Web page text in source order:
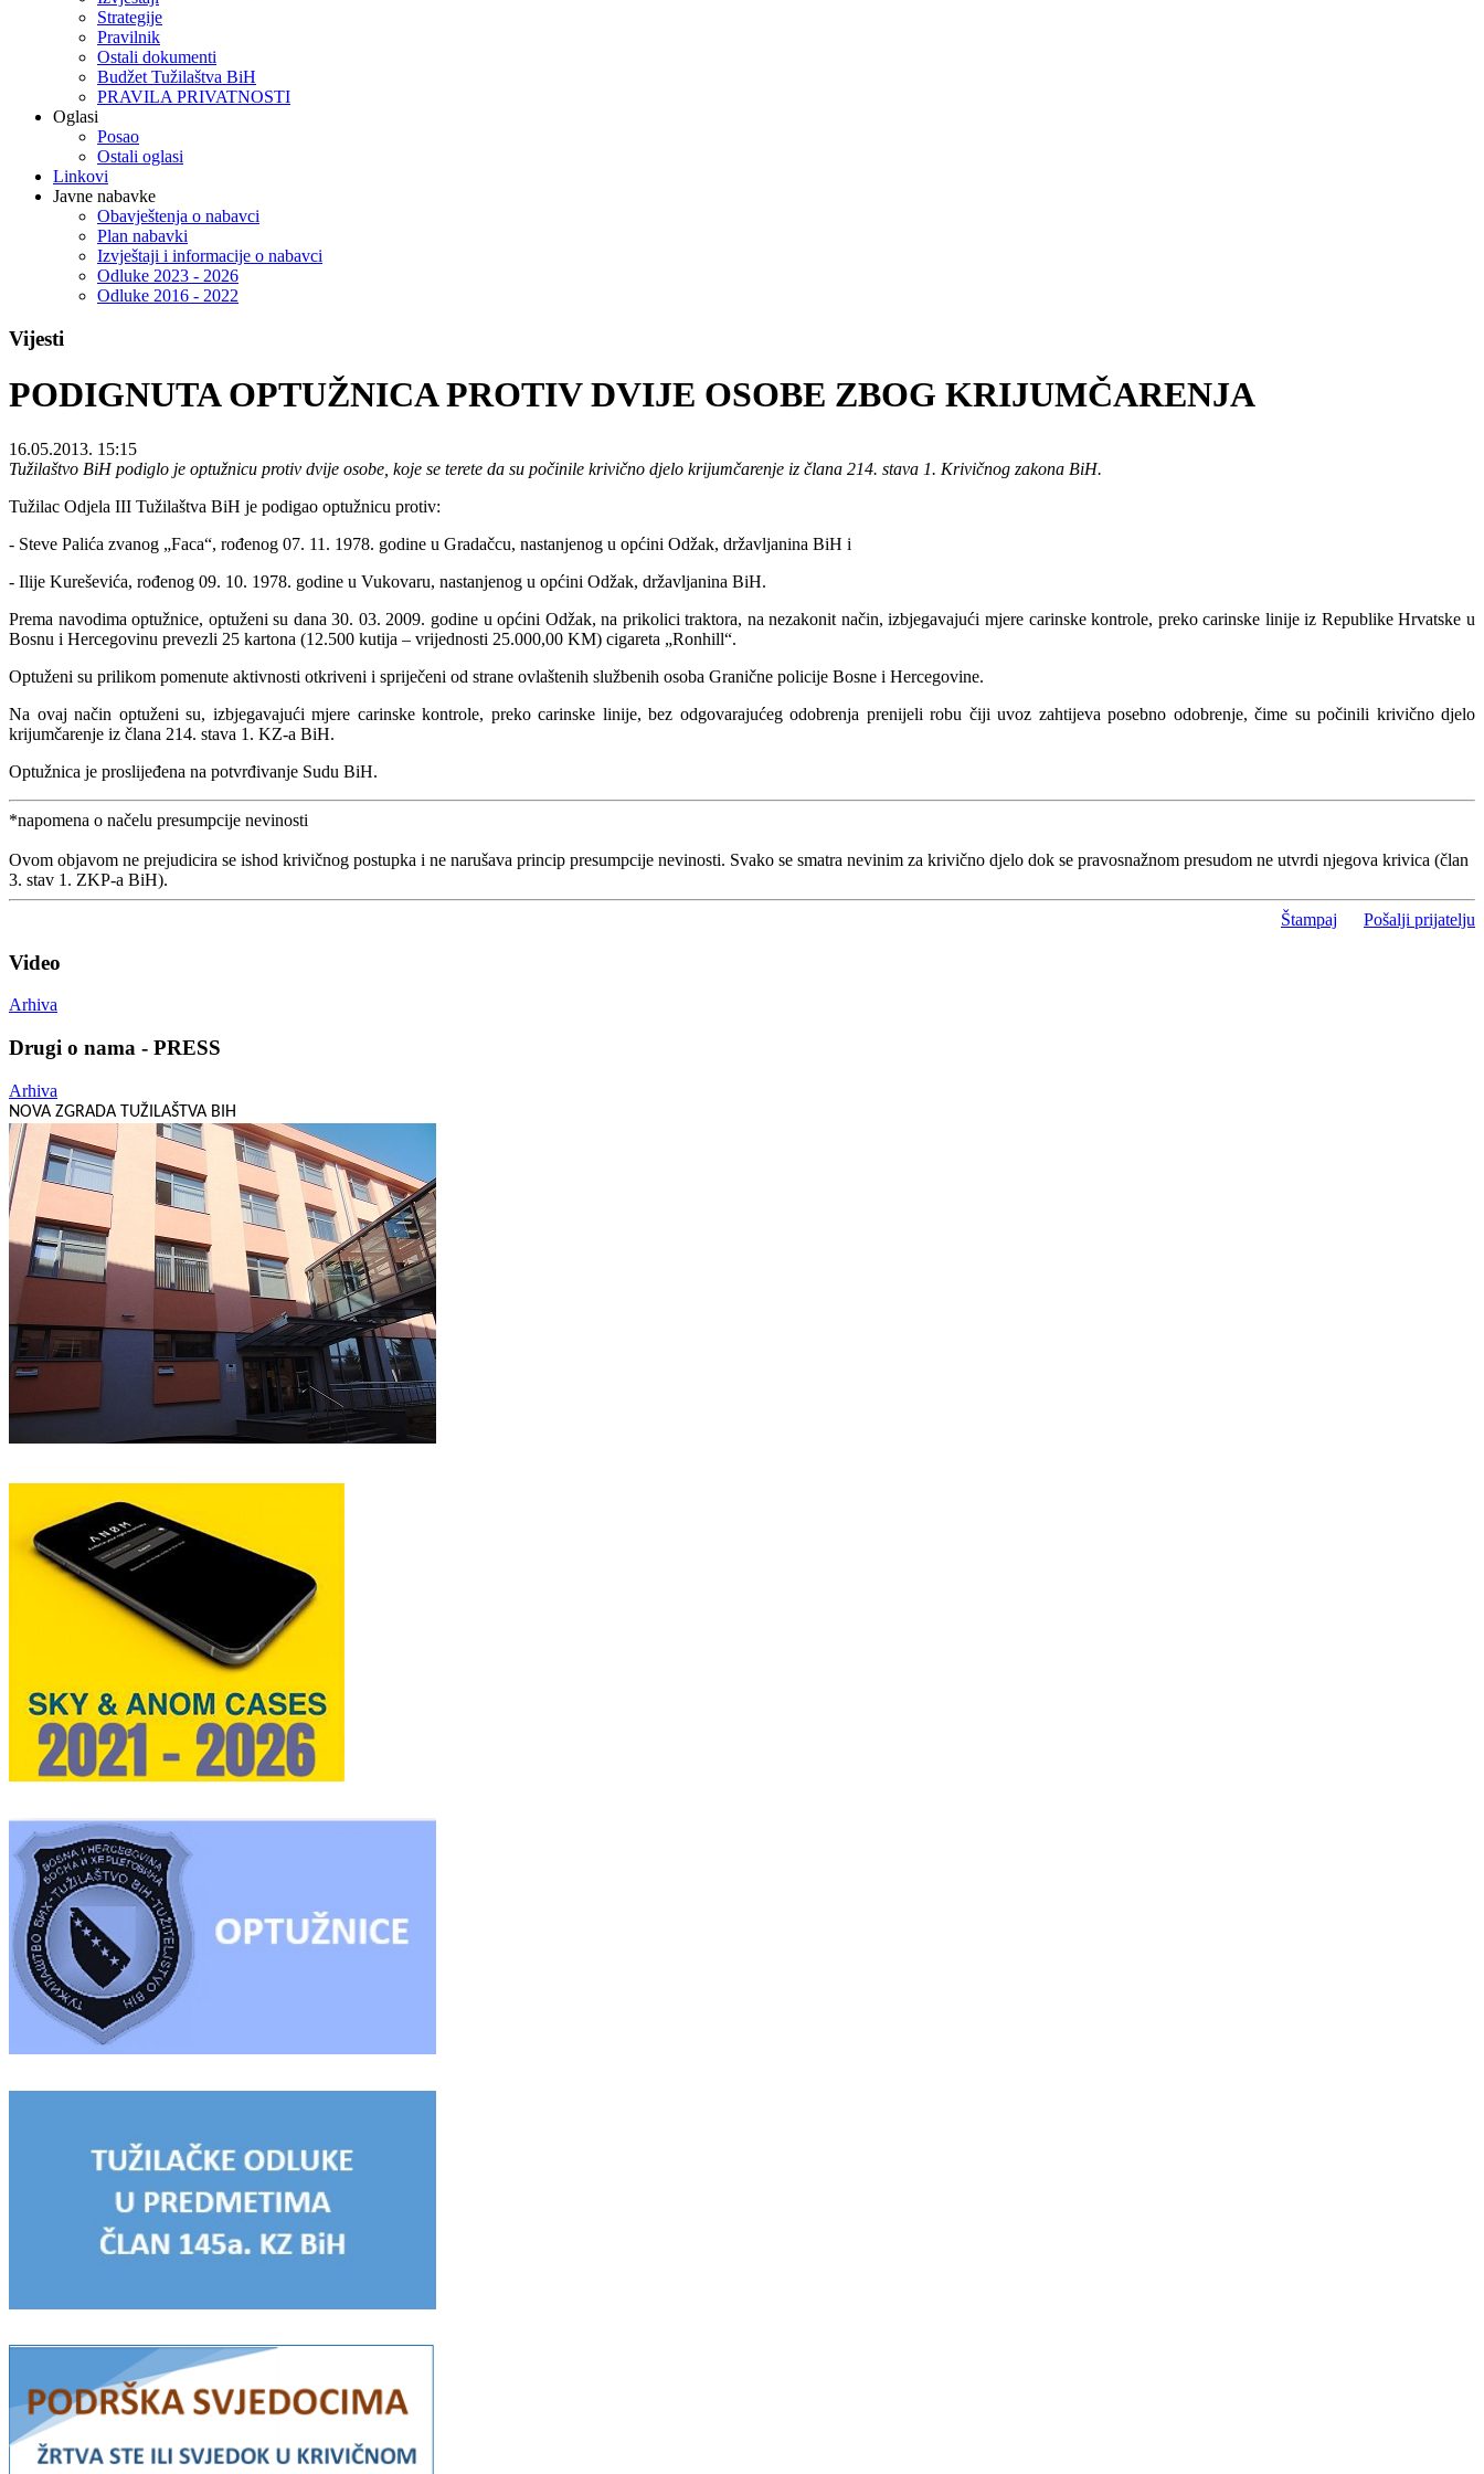
Strategije
Pravilnik
Ostali dokumenti
Budžet Tužilaštva BiH
PRAVILA PRIVATNOSTI
Oglasi
Posao
Ostali oglasi
Linkovi
Javne nabavke
Obavještenja o nabavci
Plan nabavki
Izvještaji i informacije o nabavci
Odluke 2023 - 2026
Odluke 2016 - 2022
Vijesti
PODIGNUTA OPTUŽNICA PROTIV DVIJE OSOBE ZBOG KRIJUMČARENJA
16.05.2013. 15:15
Tužilaštvo BiH podiglo je optužnicu protiv dvije osobe, koje se terete da su počinile krivično djelo krijumčarenje iz člana 214. stava 1. Krivičnog zakona BiH.
Tužilac Odjela III Tužilaštva BiH je podigao optužnicu protiv:
- Steve Palića zvanog „Faca“, rođenog 07. 11. 1978. godine u Gradačcu, nastanjenog u općini Odžak, državljanina BiH i
- Ilije Kureševića, rođenog 09. 10. 1978. godine u Vukovaru, nastanjenog u općini Odžak, državljanina BiH.
Prema navodima optužnice, optuženi su dana 30. 03. 2009. godine u općini Odžak, na prikolici traktora, na nezakonit način, izbjegavajući mjere carinske kontrole, preko carinske linije iz Republike Hrvatske u
Bosnu i Hercegovinu prevezli 25 kartona (12.500 kutija – vrijednosti 25.000,00 KM) cigareta „Ronhill“.
Optuženi su prilikom pomenute aktivnosti otkriveni i spriječeni od strane ovlaštenih službenih osoba Granične policije Bosne i Hercegovine.
Na ovaj način optuženi su, izbjegavajući mjere carinske kontrole, preko carinske linije, bez odgovarajućeg odobrenja prenijeli robu čiji uvoz zahtijeva posebno odobrenje, čime su počinili krivično djelo
krijumčarenje iz člana 214. stava 1. KZ-a BiH.
Optužnica je proslijeđena na potvrđivanje Sudu BiH.
*napomena o načelu presumpcije nevinosti
Ovom objavom ne prejudicira se ishod krivičnog postupka i ne narušava princip presumpcije nevinosti. Svako se smatra nevinim za krivično djelo dok se pravosnažnom presudom ne utvrdi njegova krivica (član
3. stav 1. ZKP-a BiH).
Štampaj Pošalji prijatelju
Video
Arhiva
Drugi o nama - PRESS
Arhiva
NOVA ZGRADA TUŽILAŠTVA BIH